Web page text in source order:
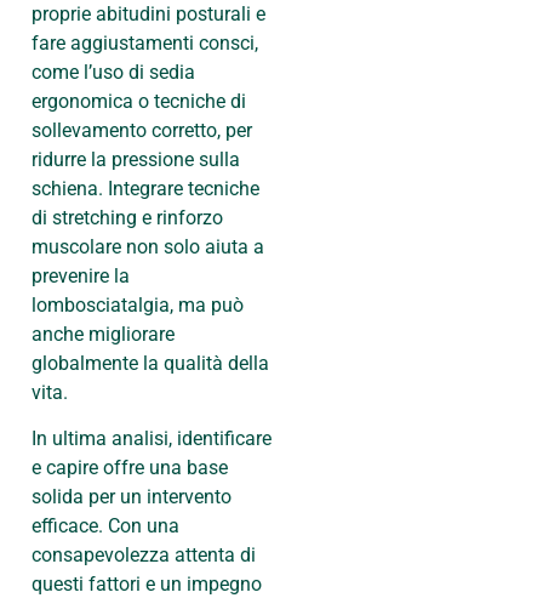
proprie abitudini posturali e
fare aggiustamenti consci,
come l’uso di sedia
ergonomica o tecniche di
sollevamento corretto, per
ridurre la pressione sulla
schiena. Integrare tecniche
di stretching e rinforzo
muscolare non solo aiuta a
prevenire la
lombosciatalgia, ma può
anche migliorare
globalmente la qualità della
vita.
In ultima analisi, identificare
e capire offre una base
solida per un intervento
efficace. Con una
consapevolezza attenta di
questi fattori e un impegno